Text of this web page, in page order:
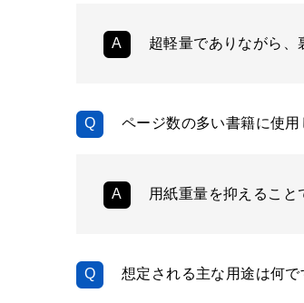
超軽量でありながら
ページ数の多い書籍に使
用紙重量を抑えること
想定される主な用途は何で